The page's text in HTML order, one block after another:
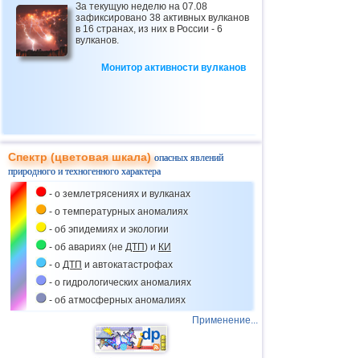
За текущую неделю на 07.08
зафиксировано 38 активных вулканов
в 16 странах, из них в России - 6
вулканов.
Монитор активности вулканов
Спектр (цветовая шкала)опасных явлений
природного и техногенного характера
- о землетрясениях и вулканах
- о температурных аномалиях
- об эпидемиях и экологии
- об авариях (не ДТП) и КИ
- о ДТП и автокатастрофах
- о гидрологических аномалиях
- об атмосферных аномалиях
Применение...